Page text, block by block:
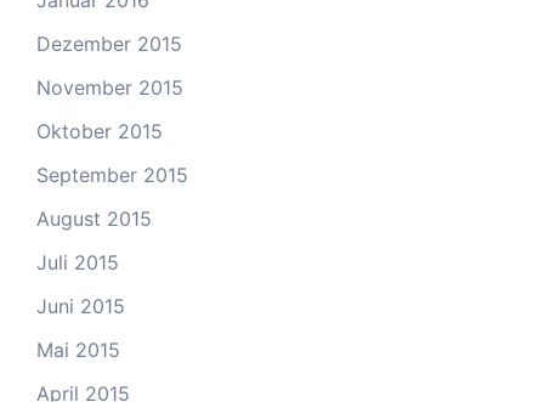
Dezember 2015
November 2015
Oktober 2015
September 2015
August 2015
Juli 2015
Juni 2015
Mai 2015
April 2015